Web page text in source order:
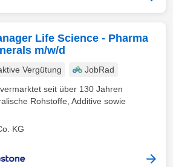
Life Science - Pharma
m/w/d
Vergütung
JobRad
seit über 130 Jahren
Rohstoffe, Additive sowie
KG